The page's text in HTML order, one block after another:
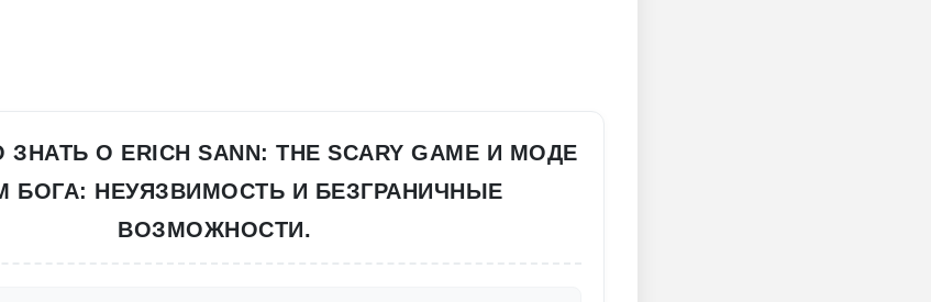
О ERICH SANN: THE SCARY GAME И МОДЕ
БОГА: НЕУЯЗВИМОСТЬ И БЕЗГРАНИЧНЫЕ
ВОЗМОЖНОСТИ.